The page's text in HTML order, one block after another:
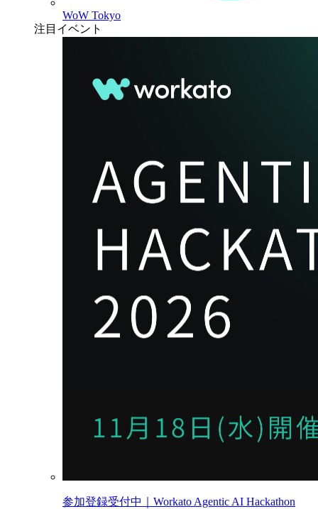
WoW Tokyo
注目イベント
参加登録受付中｜Workato Agentic AI Hackathon